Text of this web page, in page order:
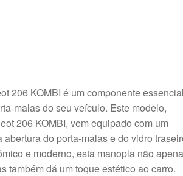
206 KOMBI é um componente
malas do seu veículo. Este modelo,
206 KOMBI, vem equipado com um
abertura do porta-malas e do vidro
e moderno, esta manopla não
também dá um toque estético ao carro.